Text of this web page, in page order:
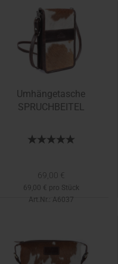
Lieferzeit:3-5 Tage
Umhängetasche
SPRUCHBEITEL
69,00 €
69,00 € pro Stück
Art.Nr.: A6037